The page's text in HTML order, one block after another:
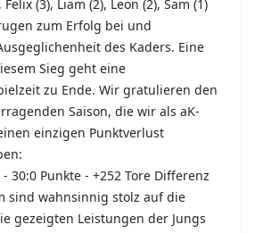
(3), Liam (2), Leon (2), Sam (1)
zum Erfolg bei und
des Kaders. Eine
Sieg geht eine
zu Ende. Wir gratulieren den
Saison, die wir als aK-
einzigen Punktverlust
- 30:0 Punkte - +252 Tore Differenz
sind wahnsinnig stolz auf die
gezeigten Leistungen der Jungs